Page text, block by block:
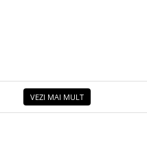
VEZI MAI MULT